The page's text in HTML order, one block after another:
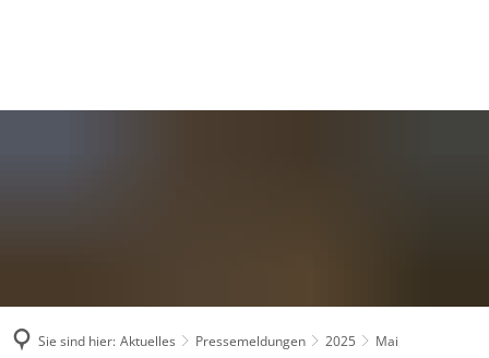
Sie sind hier: Aktuelles Pressemeldungen 2025
Mai